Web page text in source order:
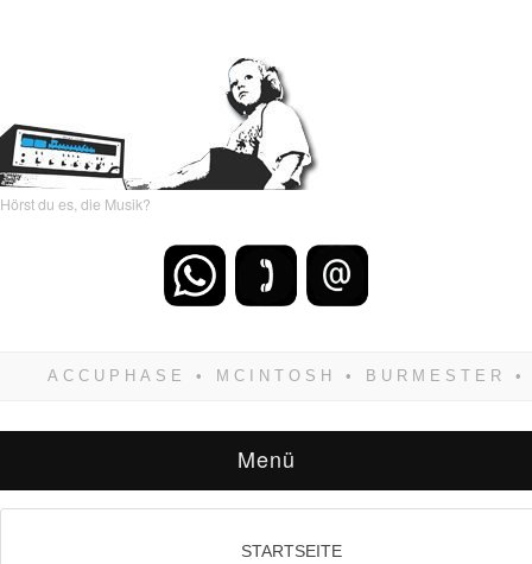
Hörst du es, die Musik?
zwangsläufig siegen! Und noch was: Hifi
Menü
STARTSEITE